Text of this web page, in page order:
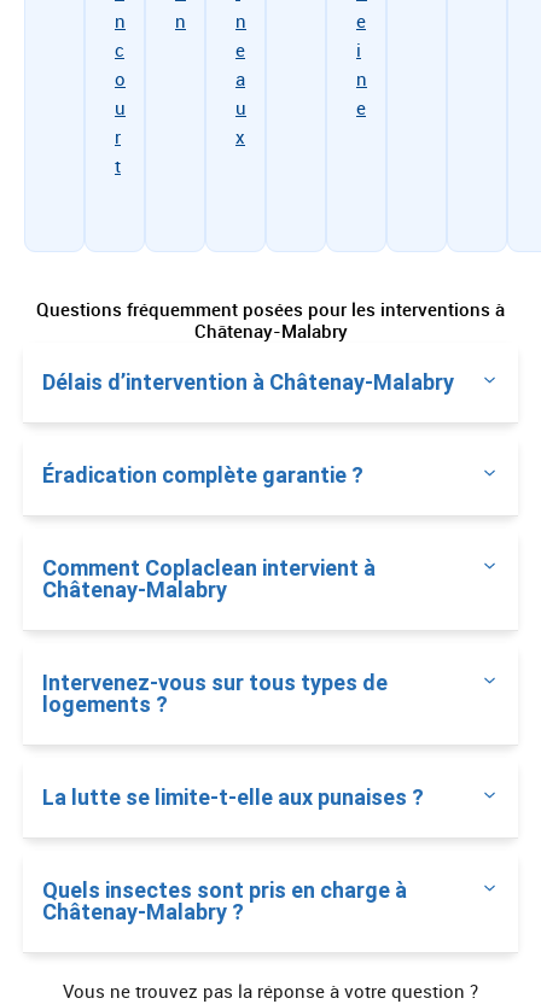
n
c
o
u
r
t
n
n
e
a
u
x
e
i
n
e
Questions fréquemment posées pour les interventions à
Châtenay-Malabry
Délais d’intervention à Châtenay-Malabry
Éradication complète garantie ?
Comment Coplaclean intervient à
Châtenay-Malabry
Intervenez-vous sur tous types de
logements ?
La lutte se limite-t-elle aux punaises ?
Quels insectes sont pris en charge à
Châtenay-Malabry ?
Vous ne trouvez pas la réponse à votre question ?